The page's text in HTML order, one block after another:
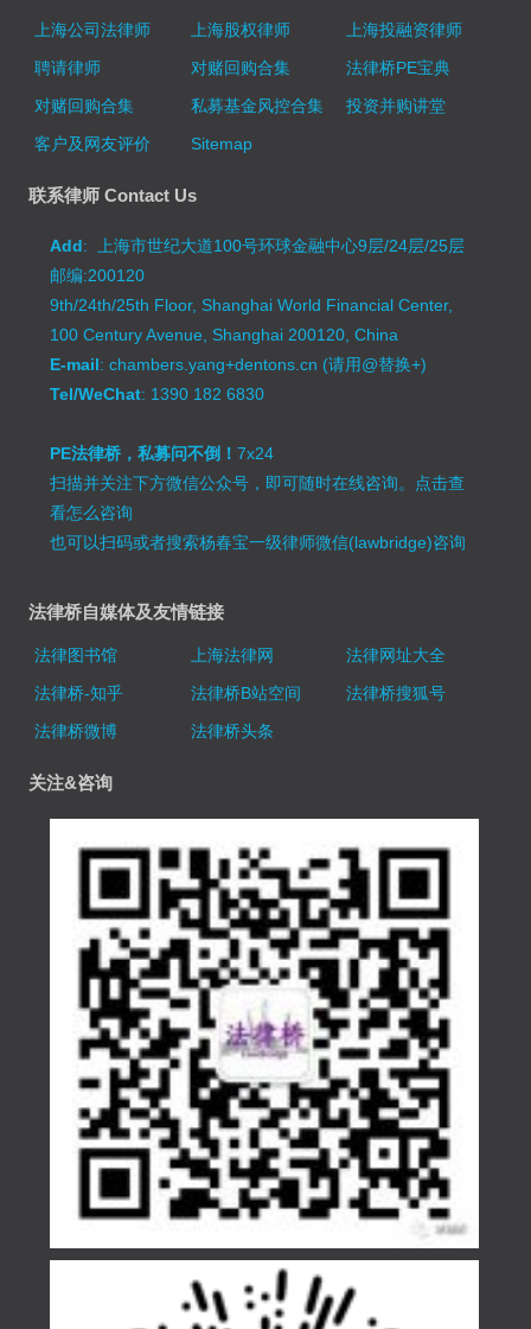
上海公司法律师
上海股权律师
上海投融资律师
聘请律师
对赌回购合集
法律桥PE宝典
对赌回购合集
私募基金风控合集
投资并购讲堂
客户及网友评价
Sitemap
联系律师 Contact Us
Add: 上海市世纪大道100号环球金融中心9层/24层/25层
邮编:200120
9th/24th/25th Floor, Shanghai World Financial Center,
100 Century Avenue, Shanghai 200120, China
E-mail: chambers.yang+dentons.cn (请用@替换+)
Tel/WeChat: 1390 182 6830
PE法律桥，私募问不倒！7x24
扫描并关注下方微信公众号，即可随时在线咨询。 点击查
看怎么咨询
也可以扫码或者搜索杨春宝一级律师微信(lawbridge)咨询
法律桥自媒体及友情链接
法律图书馆 上海法律网
法律网址大全
法律桥-知乎
法律桥B站空间
法律桥搜狐号
法律桥微博
法律桥头条
关注&咨询